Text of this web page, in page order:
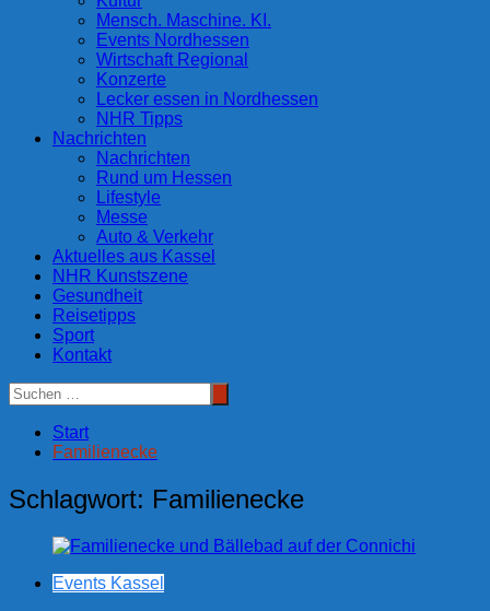
Mensch. Maschine. KI.
Events Nordhessen
Wirtschaft Regional
Konzerte
Lecker essen in Nordhessen
NHR Tipps
Nachrichten
Nachrichten
Rund um Hessen
Lifestyle
Messe
Auto & Verkehr
Aktuelles aus Kassel
NHR Kunstszene
Gesundheit
Reisetipps
Sport
Kontakt
Start
Familienecke
Schlagwort: Familienecke
Events Kassel